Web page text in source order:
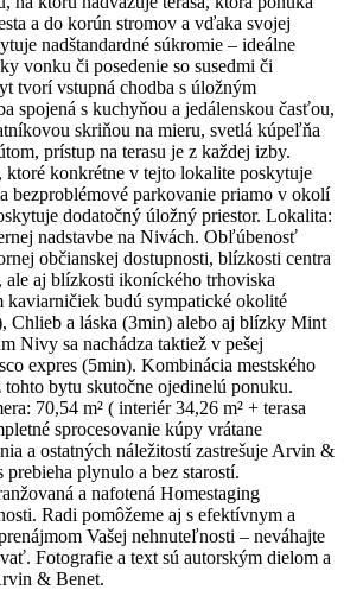
a do korún stromov a vďaka svojej
nadštandardné súkromie – ideálne
vonku či posedenie so susedmi či
tvorí vstupná chodba s úložným
spojená s kuchyňou a jedálenskou časťou,
skriňou na mieru, svetlá kúpeľňa
prístup na terasu je z každej izby.
ktoré konkrétne v tejto lokalite poskytuje
bezproblémové parkovanie priamo v okolí
dodatočný úložný priestor. Lokalita:
nadstavbe na Nivách. Obľúbenosť
občianskej dostupnosti, blízkosti centra
ale aj blízkosti ikoníckého trhoviska
budú sympatické okolité
Chlieb a láska (3min) alebo aj blízky Mint
Nivy sa nachádza taktiež v pešej
expres (5min). Kombinácia mestského
bytu skutočne ojedinelú ponuku.
70,54 m² ( interiér 34,26 m² + terasa
sprocesovanie kúpy vrátane
a ostatných náležitostí zastrešuje Arvin &
prebieha plynulo a bez starostí.
a nafotená Homestaging
Radi pomôžeme aj s efektívnym a
Vašej nehnuteľnosti – neváhajte
Fotografie a text sú autorským dielom a
& Benet.